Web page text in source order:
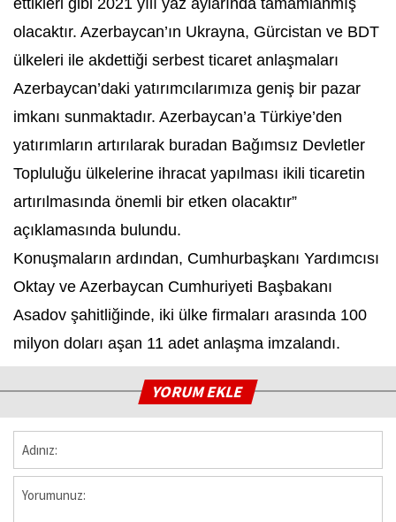
ettikleri gibi 2021 yılı yaz aylarında tamamlanmış
olacaktır. Azerbaycan’ın Ukrayna, Gürcistan ve BDT
ülkeleri ile akdettiği serbest ticaret anlaşmaları
Azerbaycan’daki yatırımcılarımıza geniş bir pazar
imkanı sunmaktadır. Azerbaycan’a Türkiye’den
yatırımların artırılarak buradan Bağımsız Devletler
Topluluğu ülkelerine ihracat yapılması ikili ticaretin
artırılmasında önemli bir etken olacaktır”
açıklamasında bulundu.
Konuşmaların ardından, Cumhurbaşkanı Yardımcısı
Oktay ve Azerbaycan Cumhuriyeti Başbakanı
Asadov şahitliğinde, iki ülke firmaları arasında 100
milyon doları aşan 11 adet anlaşma imzalandı.
YORUM EKLE